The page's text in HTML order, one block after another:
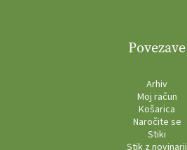
Povezave
Arhiv
Moj račun
Košarica
Naročite se
Stiki